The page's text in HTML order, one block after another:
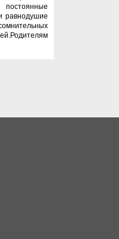
равнодушие